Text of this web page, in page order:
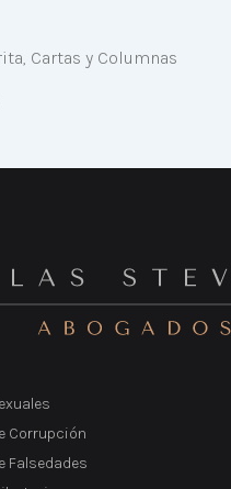
Cartas y Columnas
Corrupción
Falsedades